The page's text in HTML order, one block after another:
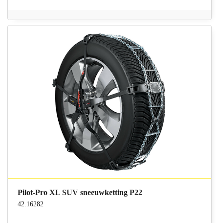
Pilot-Pro XL SUV sneeuwketting P22
42.16282